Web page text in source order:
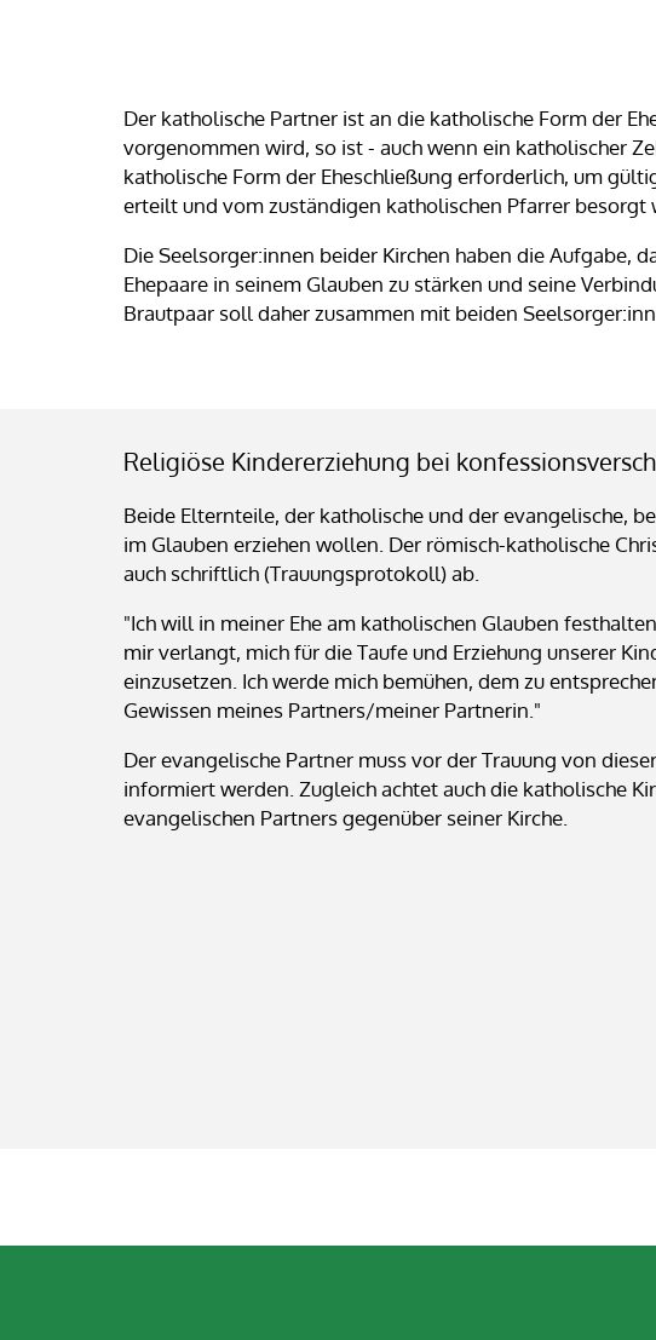
Der katholische Partner ist an die katholische Form der
vorgenommen wird, so ist - auch wenn ein katholischer
katholische Form der Eheschließung erforderlich, um
erteilt und vom zuständigen katholischen Pfarrer besorgt
Die Seelsorger:innen beider Kirchen haben die Aufgabe,
Ehepaare in seinem Glauben zu stärken und seine
Brautpaar soll daher zusammen mit beiden
Religiöse Kindererziehung bei
Beide Elternteile, der katholische und der evangelische,
im Glauben erziehen wollen. Der römisch-katholische
auch schriftlich (Trauungsprotokoll) ab.
"Ich will in meiner Ehe am katholischen Glauben
mir verlangt, mich für die Taufe und Erziehung unserer
einzusetzen. Ich werde mich bemühen, dem zu
Gewissen meines Partners/meiner Partnerin."
Der evangelische Partner muss vor der Trauung von
informiert werden. Zugleich achtet auch die katholische
evangelischen Partners gegenüber seiner Kirche.